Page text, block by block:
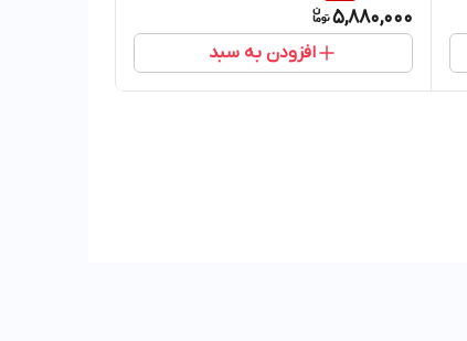
5,880,000
افزودن به سبد